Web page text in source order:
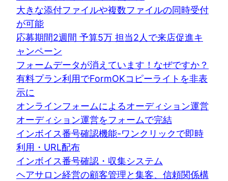
大きな添付ファイルや複数ファイルの同時受付
が可能
応募期間2週間 予算5万 担当2人で来店促進キ
ャンペーン
フォームデータが消えています！なぜですか？
有料プラン利用でFormOKコピーライトを非表
示に
オンラインフォームによるオーディション運営
オーディション運営をフォームで完結
インボイス番号確認機能-ワンクリックで即時
利用・URL配布
インボイス番号確認・収集システム
ヘアサロン経営の顧客管理と集客、信頼関係構